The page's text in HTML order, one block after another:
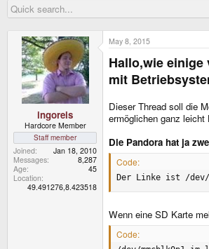
r
e
r
d
a
t
e
ingoreis
Hardcore Member
Staff member
Joined
Jan 18, 2010
Messages
8,287
Age
45
Location
49.491276,8.423518
May 8, 2015
Hallo,wie
mit
Dieser Thread soll die
ermöglichen ganz
Die Pandora hat ja
Code:
Der Linke ist /dev/
Wenn eine SD Karte
Code: